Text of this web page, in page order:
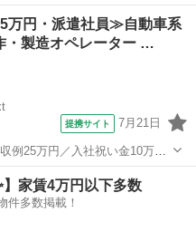
クーラー
万円・派遣社員≫自動車系
・製造オペレーター …
提携サイト 7月21日
例25万円／入社祝い金10万
日／稼げる夜勤専属！日払い
】家賃4万円以下多数
件多数掲載！